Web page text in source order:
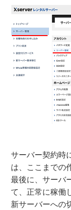
サーバー契約時
は、ここまでの
最後に、サーバ
て、正常に稼働
新サーバーへの